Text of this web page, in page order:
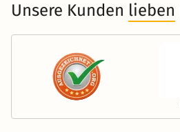
Unsere Kunden lieben